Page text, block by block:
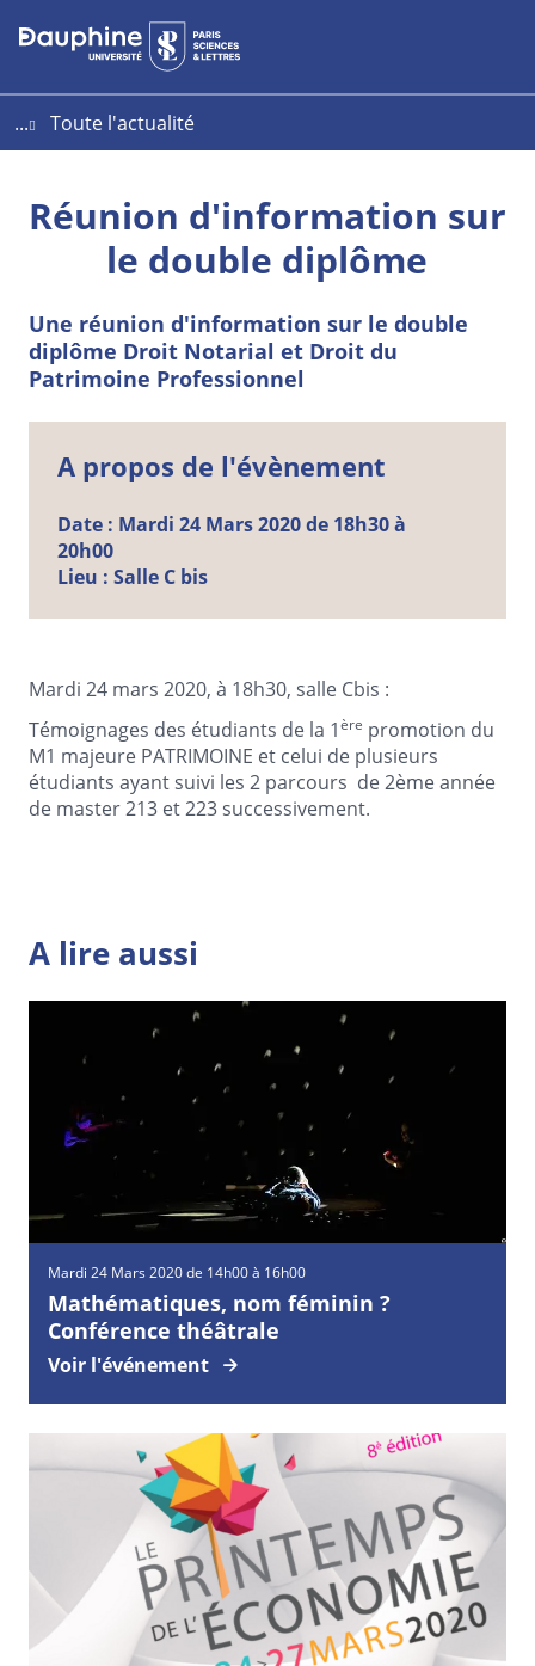
Aller
au
Aller
au
Plan
du
...
Toute l'actualité
Réunion d'information sur
le double diplôme
Une réunion d'information sur le double
diplôme Droit Notarial et Droit du
Patrimoine Professionnel
A propos de l'évènement
Date : Mardi 24 Mars2020 de 18h30 à
20h00
Lieu : Salle C bis
Mardi 24 mars 2020, à 18h30, salle Cbis :
Témoignages des étudiants de la 1ère promotion du
M1 majeure PATRIMOINE et celui de plusieurs
étudiants ayant suivi les 2 parcours de 2ème année
de master 213 et 223 successivement.
A lire aussi
Mardi 24 Mars 2020 de 14h00 à 16h00
Mathématiques, nom féminin ?
Conférence théâtrale
Voir l'événement